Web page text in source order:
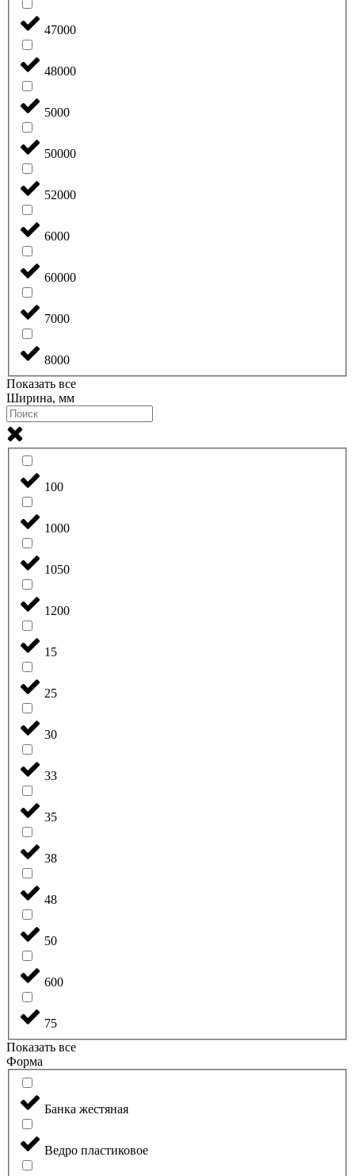
47000
48000
5000
50000
52000
6000
60000
7000
8000
Показать все
Ширина, мм
100
1000
1050
1200
15
25
30
33
35
38
48
50
600
75
Показать все
Форма
Банка жестяная
Ведро пластиковое